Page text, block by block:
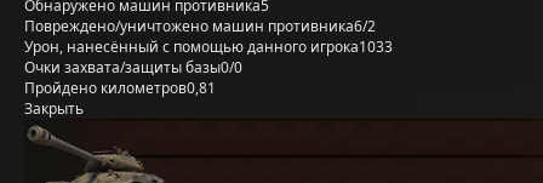
Обнаружено машин противника5
Повреждено/уничтожено машин противника6/2
Урон, нанесённый с помощью данного игрока1033
Очки захвата/защиты базы0/0
Пройдено километров0,81
Закрыть